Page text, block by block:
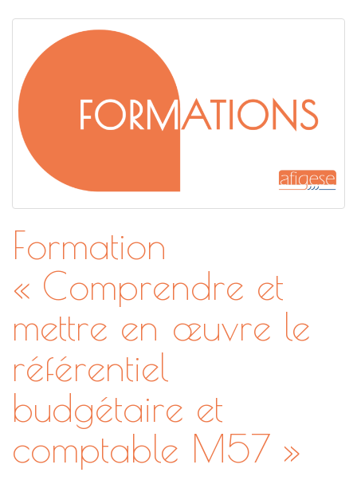
Formation
« Comprendre et
mettre en œuvre le
référentiel
budgétaire et
comptable M57 »